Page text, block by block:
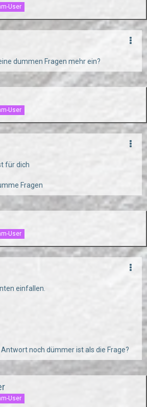
User
dummen Fragen mehr ein?
User
für dich
Fragen
User
einfallen.
Antwort noch dümmer ist als die Frage?
User